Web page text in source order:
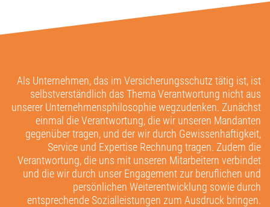
Als Unternehmen, das im Versicherungsschutz tätig ist, ist
selbstverständlich das Thema Verantwortung nicht aus
unserer Unternehmensphilosophie wegzudenken. Zunächst
einmal die Verantwortung, die wir unseren Mandanten
gegenüber tragen, und der wir durch Gewissenhaftigkeit,
Service und Expertise Rechnung tragen. Zudem die
Verantwortung, die uns mit unseren Mitarbeitern verbindet
und die wir durch unser Engagement zur beruflichen und
persönlichen Weiterentwicklung sowie durch
entsprechende Sozialleistungen zum Ausdruck bringen.